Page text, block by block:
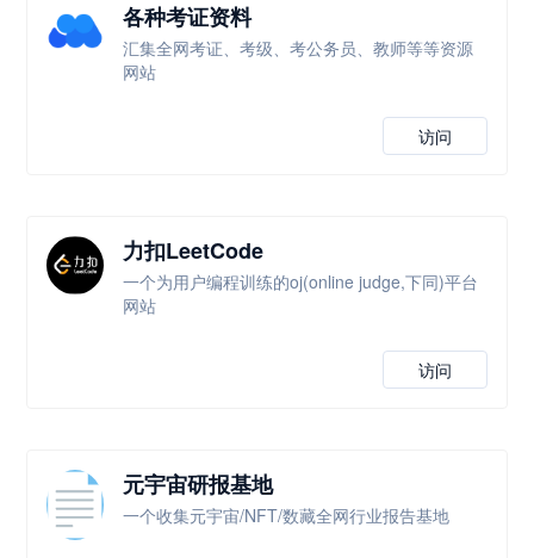
各种考证资料
汇集全网考证、考级、考公务员、教师等等资源
网站
访问
力扣LeetCode
一个为用户编程训练的oj(online judge,下同)平台
网站
访问
元宇宙研报基地
一个收集元宇宙/NFT/数藏全网行业报告基地